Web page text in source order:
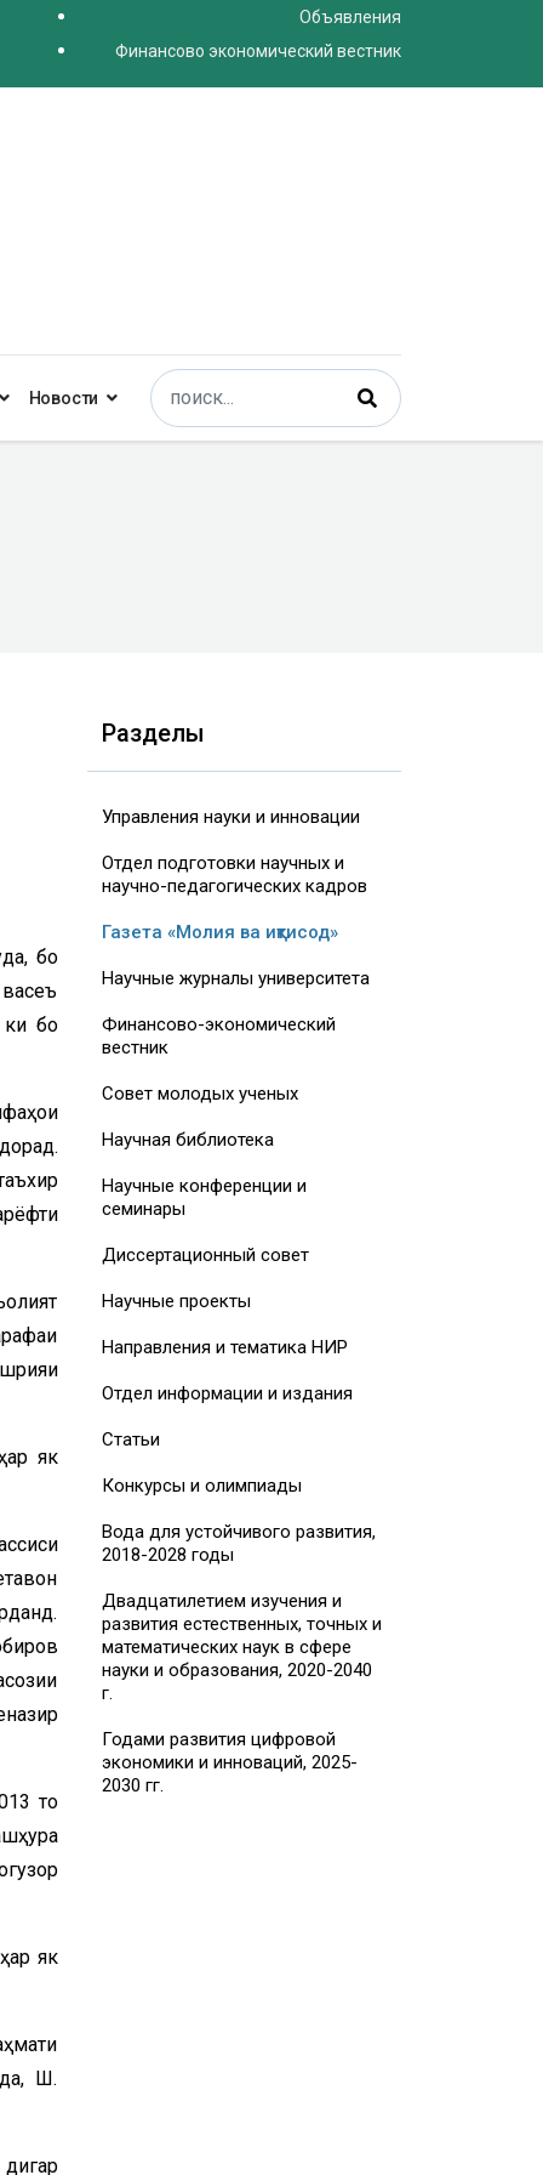
Объявления
Финансово экономический вестник
Новости
Поиск
Type 2 or more characters for results.
бо
ки бо
як
то
як
Ш.
Разделы
Управления науки и инновации
Отдел подготовки научных и
научно-педагогических кадров
Газета «Молия ва иқтисод»
Научные журналы университета
Финансово-экономический
вестник
Совет молодых ученых
Научная библиотека
Научные конференции и
семинары
Диссертационный совет
Научные проекты
Направления и тематика НИР
Отдел информации и издания
Статьи
Конкурсы и олимпиады
Вода для устойчивого развития,
2018-2028 годы
Двадцатилетием изучения и
развития естественных, точных и
математических наук в сфере
науки и образования, 2020-2040
г.
Годами развития цифровой
экономики и инноваций, 2025-
2030 гг.